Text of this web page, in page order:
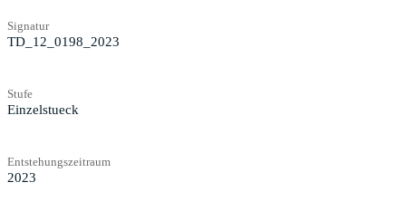
Signatur
TD_12_0198_2023
Stufe
Einzelstueck
Entstehungszeitraum
2023